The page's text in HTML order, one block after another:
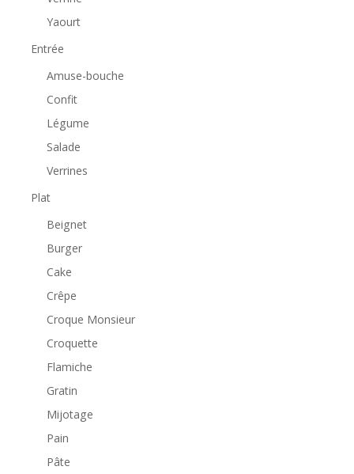
Yaourt
Entrée
Amuse-bouche
Confit
Légume
Salade
Verrines
Plat
Beignet
Burger
Cake
Crêpe
Croque Monsieur
Croquette
Flamiche
Gratin
Mijotage
Pain
Pâte